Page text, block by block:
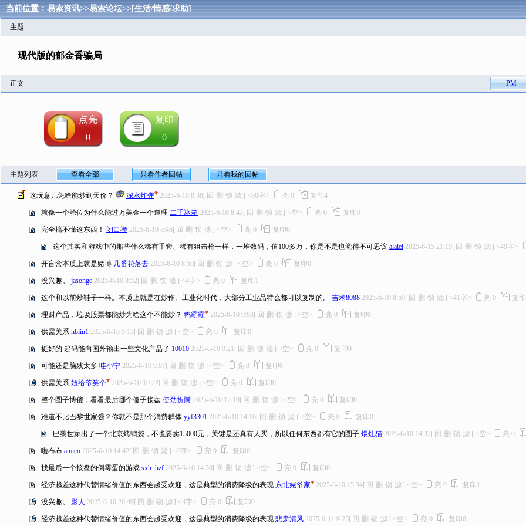
当前位置：易索资讯>>易索论坛>>[生活/情感/求助]
主题
现代版的郁金香骗局
正文 PM
点亮
0
复印
0
主题列表 查看全部 只看作者回帖 只看我的回帖
这玩意儿凭啥能炒到天价？ 深水炸弹 2025-6-10 8:38[ 回 删 锁 滤 ] <90字> 亮 0 复印4
就像一个舱位为什么能过万美金一个道理 二手冰箱 2025-6-10 8:43[ 回 删 锁 滤 ] <空> 亮 0 复印0
完全搞不懂这东西！ 闭口禅 2025-6-10 8:46[ 回 删 锁 滤 ] <空> 亮 0 复印0
这个其实和游戏中的那些什么稀有手套、稀有狙击枪一样，一堆数码，值100多万，你是不是也觉得不可思议 alalei 2025-6-15 21:19[ 回 删 锁 滤 ] <49字>
开盲盒本质上就是赌博 几番花落去 2025-6-10 8:50[ 回 删 锁 滤 ] <空> 亮 0 复印0
没兴趣。 jasonge 2025-6-10 8:52 [ 回 删 锁 滤 ] <4字> 亮 0 复印1
这个和以前炒鞋子一样。本质上就是在炒作。工业化时代，大部分工业品特么都可以复制的。 吉米8088 2025-6-10 8:59[ 回 删 锁 滤 ] <41字> 亮 0 复印
理财产品，垃圾股票都能炒为啥这个不能炒？ 鸭霸霸 2025-6-10 9:03[ 回 删 锁 滤 ] <空> 亮 0 复印0
供需关系 nblin1 2025-6-10 9:13[ 回 删 锁 滤 ] <空> 亮 0 复印0
挺好的 起码能向国外输出一些文化产品了 10010 2025-6-10 9:21 [ 回 删 锁 滤 ] <空> 亮 0 复印0
可能还是脑残太多 哇小宁 2025-6-10 9:07[ 回 删 锁 滤 ] <空> 亮 0 复印0
供需关系 妞给爷笑个 2025-6-10 10:22 [ 回 删 锁 滤 ] <空> 亮 0 复印0
整个圈子博傻，看看最后哪个傻子接盘 使劲折腾 2025-6-10 12:10[ 回 删 锁 滤 ] <空> 亮 0 复印0
难道不比巴黎世家强？你就不是那个消费群体 yyf3301 2025-6-10 14:16[ 回 删 锁 滤 ] <空> 亮 0 复印0
巴黎世家出了一个北京烤鸭袋，不也要卖15000元，关键是还真有人买，所以任何东西都有它的圈子 煨灶猫 2025-6-10 14:32 [ 回 删 锁 滤 ] <空> 亮 0
啦布布 amico 2025-6-10 14:42 [ 回 删 锁 滤 ] <3字> 亮 0 复印0
找最后一个接盘的倒霉蛋的游戏 sxh_hzf 2025-6-10 14:50[ 回 删 锁 滤 ] <空> 亮 0 复印0
经济越差这种代替情绪价值的东西会越受欢迎，这是典型的消费降级的表现 东北姥爷家 2025-6-10 15:34[ 回 删 锁 滤 ] <空> 亮 0 复印1
没兴趣。 影人 2025-6-10 20:49[ 回 删 锁 滤 ] <4字> 亮 0 复印0
经济越差这种代替情绪价值的东西会越受欢迎，这是典型的消费降级的表现 悲肃清风 2025-6-11 9:25[ 回 删 锁 滤 ] <空> 亮 0 复印0